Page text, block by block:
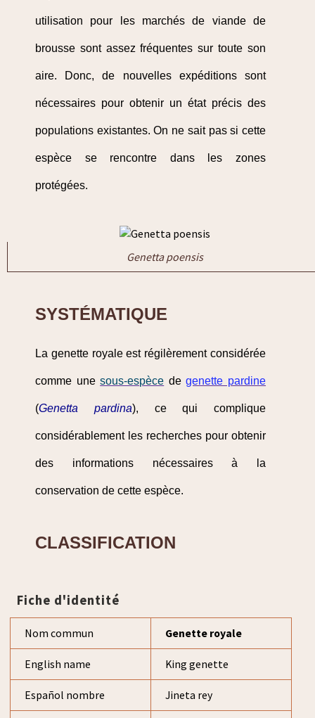
utilisation pour les marchés de viande de
brousse sont assez fréquentes sur toute son
aire. Donc, de nouvelles expéditions sont
nécessaires pour obtenir un état précis des
populations existantes. On ne sait pas si cette
espèce se rencontre dans les zones
protégées.
Genetta poensis
SYSTÉMATIQUE
La genette royale est régilèrement considérée
comme unesous-espèce degenette pardine
(Genetta pardina), ce qui complique
considérablement les recherches pour obtenir
des informations nécessaires à la
conservation de cette espèce.
CLASSIFICATION
Fiche d'identité
Nom commun Genette royale
English name King genette
Español nombre Jineta rey